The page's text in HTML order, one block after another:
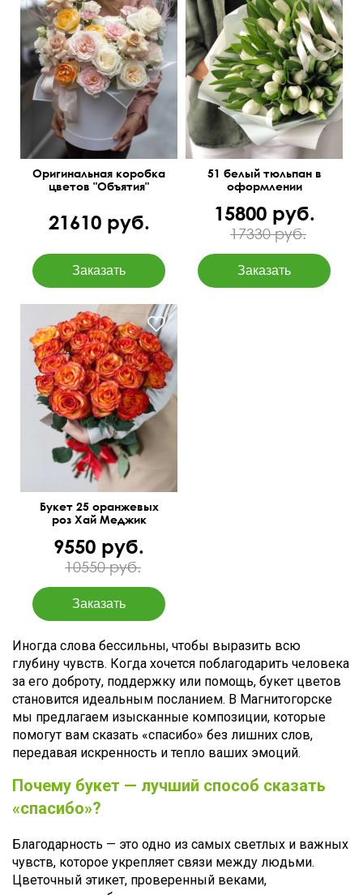
Роза кустовая
пионовидная, диантусы,
эустома, гипсофила,
тишью, перья, оазис.
Оригинальная коробка
цветов "Объятия"
21610 руб.
51 белый тюльпан в
оформлении
15800 руб.
17330 руб.
Фото перед доставкой
50 см
40 см
Букет 25 оранжевых
роз Хай Меджик
9550 руб.
10550 руб.
Иногда слова бессильны, чтобы выразить всю
глубину чувств. Когда хочется поблагодарить человека
за его доброту, поддержку или помощь, букет цветов
становится идеальным посланием. В Магнитогорске
мы предлагаем изысканные композиции, которые
помогут вам сказать «спасибо» без лишних слов,
передавая искренность и тепло ваших эмоций.
Почему букет — лучший способ сказать
«спасибо»?
Благодарность — это одно из самых светлых и важных
чувств, которое укрепляет связи между людьми.
Цветочный этикет, проверенный веками,